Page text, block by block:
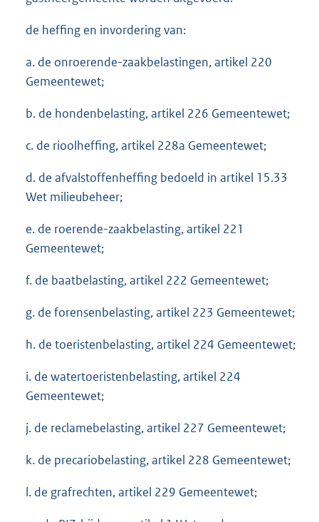
de heffing en invordering van:
a. de onroerende-zaakbelastingen, artikel 220
Gemeentewet;
b. de hondenbelasting, artikel 226 Gemeentewet;
c. de rioolheffing, artikel 228a Gemeentewet;
d. de afvalstoffenheffing bedoeld in artikel 15.33
Wet milieubeheer;
e. de roerende-zaakbelasting, artikel 221
Gemeentewet;
f. de baatbelasting, artikel 222 Gemeentewet;
g. de forensenbelasting, artikel 223 Gemeentewet;
h. de toeristenbelasting, artikel 224 Gemeentewet;
i. de watertoeristenbelasting, artikel 224
Gemeentewet;
j. de reclamebelasting, artikel 227 Gemeentewet;
k. de precariobelasting, artikel 228 Gemeentewet;
l. de grafrechten, artikel 229 Gemeentewet;